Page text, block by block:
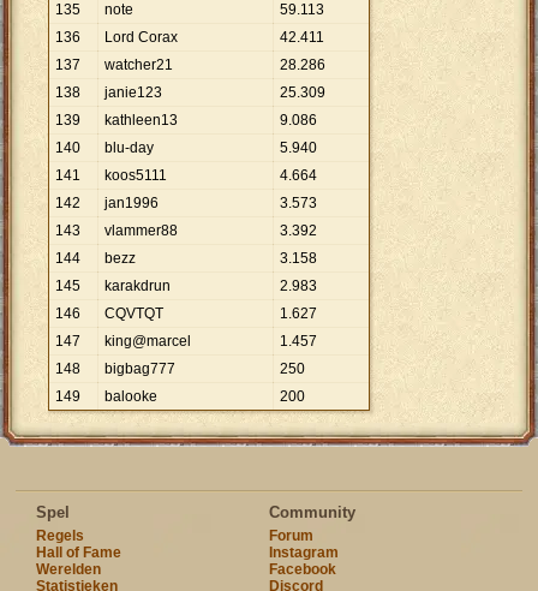
135
note 59.113
136
Lord Corax 42.411
137
watcher21 28.286
138
janie123 25.309
139
kathleen13 9.086
140
blu-day 5.940
141
koos5111 4.664
142
jan1996 3.573
143
vlammer88 3.392
144
bezz 3.158
145
karakdrun 2.983
146
CQVTQT 1.627
147
king@marcel 1.457
148
bigbag777
250
149
balooke 200
Spel
Regels
Hall of Fame
Werelden
Statistieken
Community
Forum
Instagram
Facebook
Discord